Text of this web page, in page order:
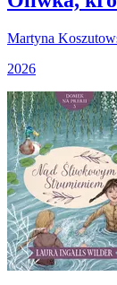
Martyna
2026